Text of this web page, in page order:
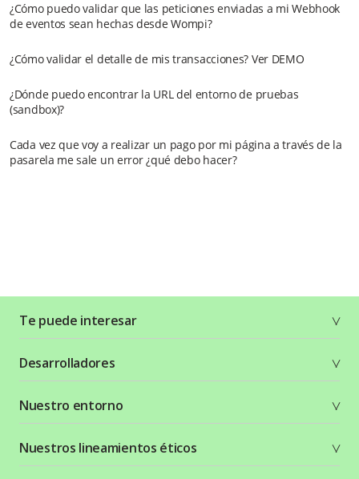
¿Cómo puedo validar que las peticiones enviadas a mi Webhook
de eventos sean hechas desde Wompi?
¿Cómo validar el detalle de mis transacciones? Ver DEMO
¿Dónde puedo encontrar la URL del entorno de pruebas
(sandbox)?
Cada vez que voy a realizar un pago por mi página a través de la
pasarela me sale un error ¿qué debo hacer?
Te puede interesar
Planes y tarifas
Crea tu cuenta
Seguridad
Términos y condiciones
Política de privacidad
Desarrolladores
Recursos gráficos
Status Page
Nuestro entorno
¿Qué es Wompi?
Wiki Wompi
Nuestros lineamientos éticos